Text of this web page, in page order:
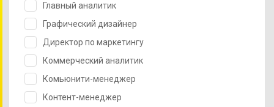
Главный аналитик
Графический дизайнер
Директор по маркетингу
Коммерческий аналитик
Комьюнити-менеджер
Контент-менеджер